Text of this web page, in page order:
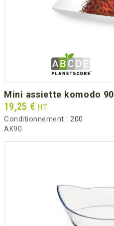
mini assiette komodo 90
Prix
19,25 € HT
Conditionnement : 200
AK90